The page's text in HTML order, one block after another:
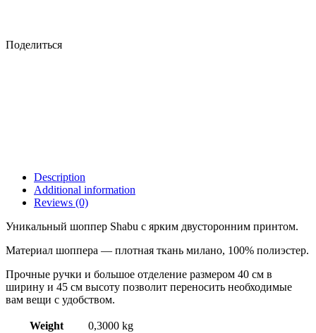
Поделиться
Description
Additional information
Reviews (0)
Уникальный шоппер Shabu с ярким двусторонним принтом.
Материал шоппера — плотная ткань милано, 100% полиэстер.
Прочные ручки и большое отделение размером 40 см в
ширину и 45 см высоту позволит переносить необходимые
вам вещи с удобством.
Weight
0,3000 kg